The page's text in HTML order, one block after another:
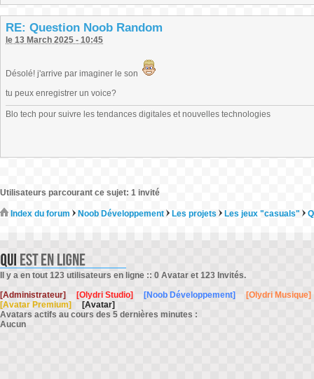
RE: Question Noob Random
le 13 March 2025 - 10:45
Désolé! j'arrive par imaginer le son
tu peux enregistrer un voice?
Blo tech pour suivre les tendances digitales et nouvelles technologies
Utilisateurs parcourant ce sujet: 1 invité
Index du forum Noob Développement Les projets Les jeux "casuals"
Il y a en tout 123 utilisateurs en ligne :: 0 Avatar et 123 Invités.
[Administrateur]
[Olydri Studio] [Noob Développement]
[Olydri Musique]
[Avatar Premium]
[Avatar]
Avatars actifs au cours des 5 dernières minutes :
Aucun